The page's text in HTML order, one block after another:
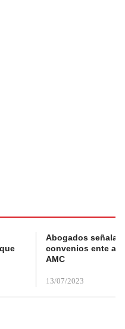
Abogados
convenios ente
AMC
13/07/2023